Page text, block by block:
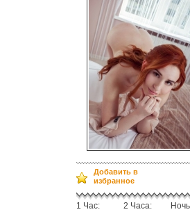
Добавить в
избранное
1 Час: 2 Часа: